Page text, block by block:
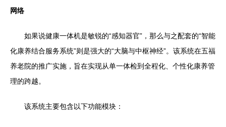
网络
如果说健康一体机是敏锐的“感知器官”，那么与之配套的“智能
化康养结合服务系统”则是强大的“大脑与中枢神经”。该系统在五福
养老院的推广实施，旨在实现从单一体检到全程化、个性化康养管
理的跨越。
该系统主要包含以下功能模块：